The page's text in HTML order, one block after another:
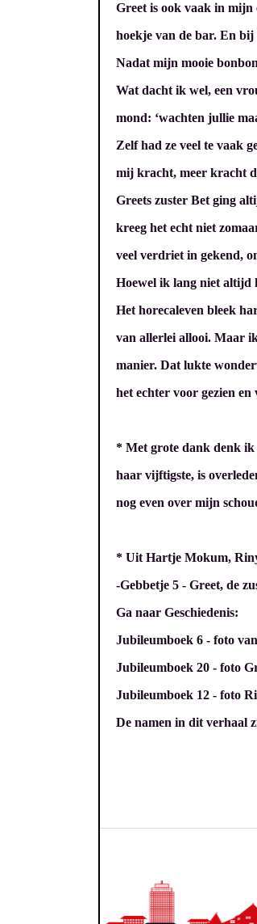
Greet is ook vaak in mijn
hoekje van de bar. En bij
Nadat mijn mooie
Wat dacht ik wel, een
mond: ‘wachten jullie
Zelf had ze veel te vaak
mij kracht, meer kracht
Greets zuster Bet ging
kreeg het echt niet
veel verdriet in gekend,
Hoewel ik lang niet altijd
Het horecaleven bleek
van allerlei allooi. Maar
manier. Dat lukte
het echter voor gezien
* Met grote dank denk ik
haar vijftigste, is
nog even over mijn
* Uit Hartje Mokum,
-Gebbetje 5 - Greet, de
Ga naar Geschiedenis:
Jubileumboek 6 - foto
Jubileumboek 20 - foto
Jubileumboek 12 - foto
De namen in dit verhaal